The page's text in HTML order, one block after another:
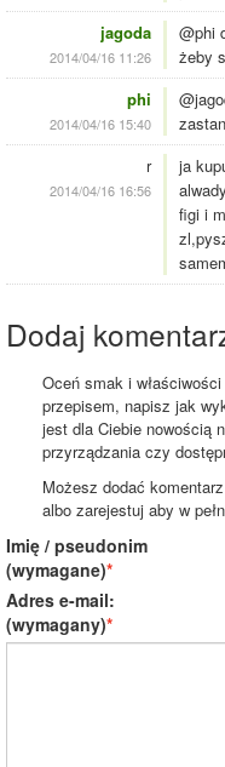
jagoda
2014/04/16 11:26
@phi
żeby
phi
2014/04/16 15:40
r
2014/04/16 16:56
ja
figi i
Dodaj
Oceń smak i
przepisem, napisz jak
jest dla Ciebie nowością
przyrządzania czy
Możesz dodać
albo zarejestuj aby w
Imię / pseudonim
(wymagane)
Adres e-mail:
(wymagany)